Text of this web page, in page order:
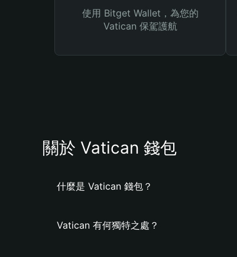
使用 Bitget Wallet，為您的
Vatican 保駕護航
關於 Vatican 錢包
什麼是 Vatican 錢包？
Vatican 有何獨特之處？